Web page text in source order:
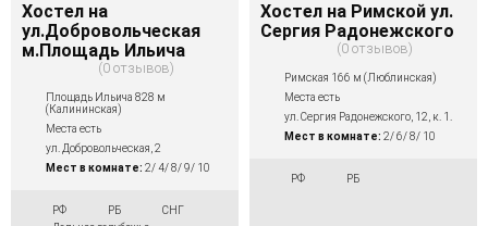
Хостел на
ул.Добровольческая
м.Площадь Ильича
0 отзывов
Площадь Ильича 828 м
(Калининская)
Места есть
ул. Добровольческая, 2
Мест в комнате: 2/ 4/ 8/ 9/ 10
РФ РБ
СНГ
Хостел на Римской ул.
Сергия Радонежского
0 отзывов
Римская 166 м (Люблинская)
Места есть
ул. Сергия Радонежского, 12, к. 1.
Мест в комнате: 2/ 6/ 8/ 10
РФ РБ